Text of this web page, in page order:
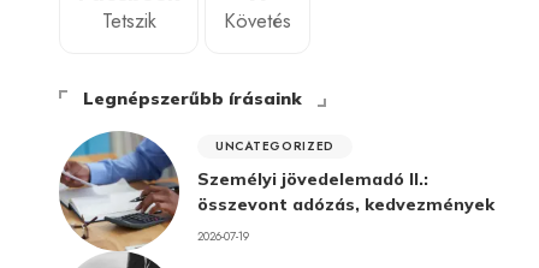
Tetszik Követés
Legnépszerűbb írásaink
UNCATEGORIZED
Személyi jövedelemadó II.:
összevont adózás, kedvezmények
2026-07-19